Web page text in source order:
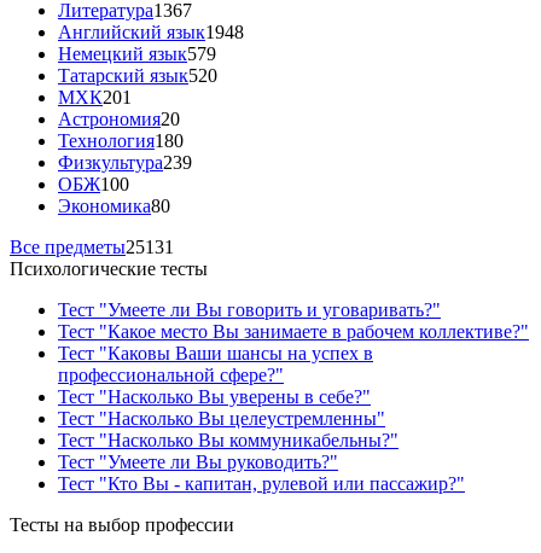
Литература1367
Английский язык1948
Немецкий язык579
Татарский язык520
МХК201
Астрономия20
Технология180
Физкультура239
ОБЖ100
Экономика80
Все предметы25131
Психологические тесты
Тест "Умеете ли Вы говорить и уговаривать?"
Тест "Какое место Вы занимаете в рабочем коллективе?"
Тест "Каковы Ваши шансы на успех в
профессиональной сфере?"
Тест "Насколько Вы уверены в себе?"
Тест "Насколько Вы целеустремленны"
Тест "Насколько Вы коммуникабельны?"
Тест "Умеете ли Вы руководить?"
Тест "Кто Вы - капитан, рулевой или пассажир?"
Тесты на выбор профессии